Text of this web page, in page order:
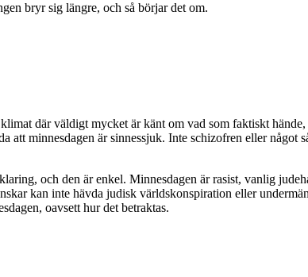
bryr sig längre, och så börjar det om.
där väldigt mycket är känt om vad som faktiskt
att minnesdagen är sinnessjuk. Inte schizofren eller
och den är enkel. Minnesdagen är rasist, vanlig
kan inte hävda judisk världskonspiration eller
oavsett hur det betraktas.